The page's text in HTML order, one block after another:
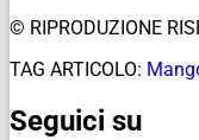
© RIPRODUZIONE
TAG ARTICOLO:
Seguici su